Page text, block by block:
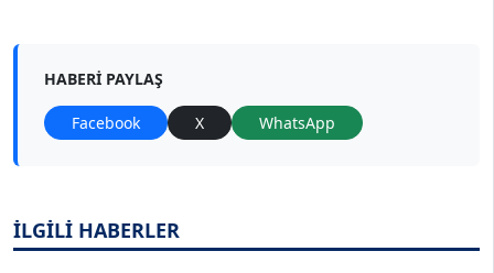
HABERI PAYLAŞ
Facebook X WhatsApp
İLGİLİ HABERLER